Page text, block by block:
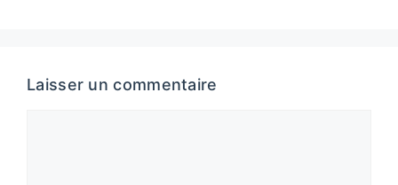
Laisser un commentaire